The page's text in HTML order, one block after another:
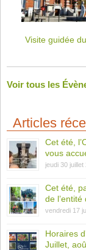
Visite guidée
Voir tous les
Articles
Cet été,
vous
jeudi 30 juillet
Cet été,
de
vendredi 17
Horaires
Juillet,